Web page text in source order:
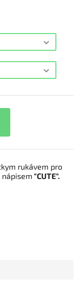
rukávem pro
nápisem "CUTE".